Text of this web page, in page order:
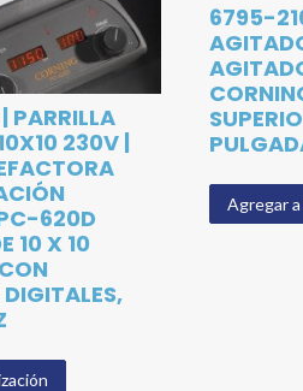
230V |
620D
10 X 10
6795-
Agregar